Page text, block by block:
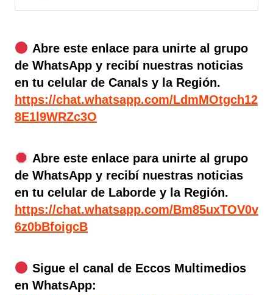
Abre este enlace para unirte al grupo
de WhatsApp y recibí nuestras noticias
en tu celular de Canals y la Región.
https://chat.whatsapp.com/LdmMOtgch12
8E1l9WRZc3O
Abre este enlace para unirte al grupo
de WhatsApp y recibí nuestras noticias
en tu celular de Laborde y la Región.
https://chat.whatsapp.com/Bm85uxTOV0v
6z0bBfoigcB
Sigue el canal de Eccos Multimedios
en WhatsApp: